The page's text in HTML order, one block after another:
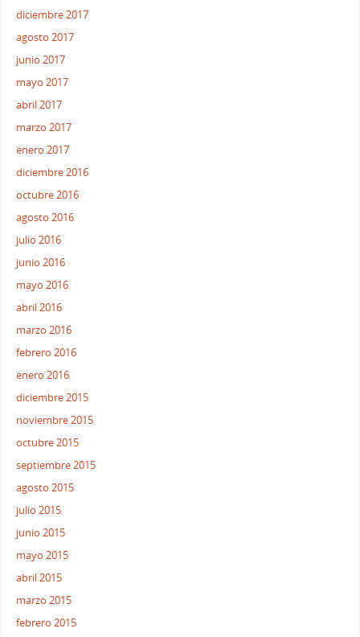
diciembre 2017
agosto 2017
junio 2017
mayo 2017
abril 2017
marzo 2017
enero 2017
diciembre 2016
octubre 2016
agosto 2016
julio 2016
junio 2016
mayo 2016
abril 2016
marzo 2016
febrero 2016
enero 2016
diciembre 2015
noviembre 2015
octubre 2015
septiembre 2015
agosto 2015
julio 2015
junio 2015
mayo 2015
abril 2015
marzo 2015
febrero 2015